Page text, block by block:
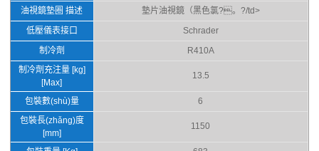
油視鏡墊圈 描述
墊片油視鏡（黑色氯?。?/td>
低壓儀表接口
Schrader
制冷劑
R410A
制冷劑充注量 [kg]
[Max]
13.5
包裝數(shù)量
6
包裝長(zhǎng)度
[mm]
1150